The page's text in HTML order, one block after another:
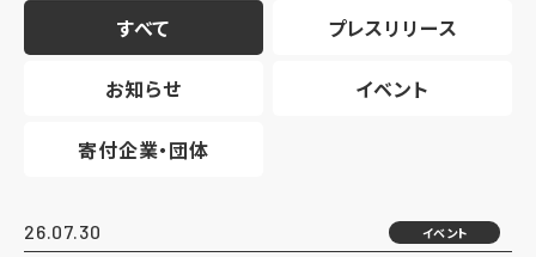
すべて プレスリリース
お知らせ イベント
寄付企業・団体
26.07.30 イベント